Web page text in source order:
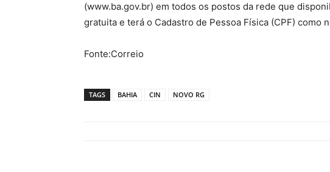
(www.ba.gov.br) em todos os postos da rede que
gratuita e terá o Cadastro de Pessoa Física (CPF) como
Fonte:Correio
TAGS BAHIA CIN NOVO RG